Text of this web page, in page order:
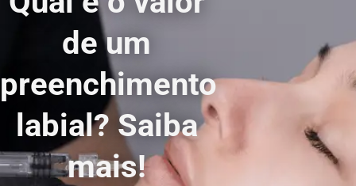
de um
preenchimento
labial? Saiba
mais!